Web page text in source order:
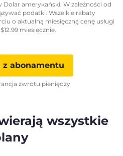
amerykański. W zależności od
podatki. Wszelkie rabaty
o aktualną miesięczną cenę usługi
$12.99miesięcznie.
z abonamentu
zwrotu pieniędzy
wszystkie